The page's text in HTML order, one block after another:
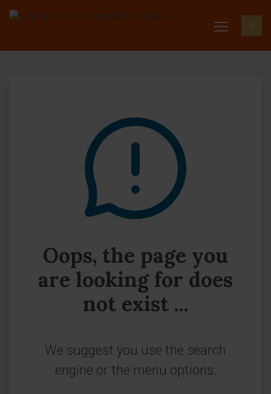
Oops, the page you
are looking for does
not exist ...
We suggest you use the search
engine or the menu options.